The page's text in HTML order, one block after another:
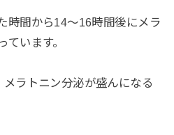
時間から14〜16時間後にメラ
ています。
ラトニン分泌が盛んになる